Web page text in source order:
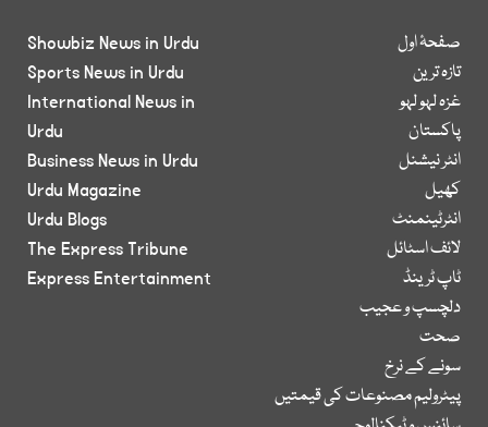
صفحۂ اول
تازہ ترین
غزہ لہو لہو
پاکستان
انٹر نیشنل
کھیل
انٹرٹینمنٹ
لائف اسٹائل
ٹاپ ٹرینڈ
دلچسپ و عجیب
صحت
سونے کے نرخ
پیٹرولیم مصنوعات کی قیمتیں
Showbiz News in Urdu
Sports News in Urdu
International News in
Urdu
Business News in Urdu
Urdu Magazine
Urdu Blogs
The Express Tribune
Express Entertainment